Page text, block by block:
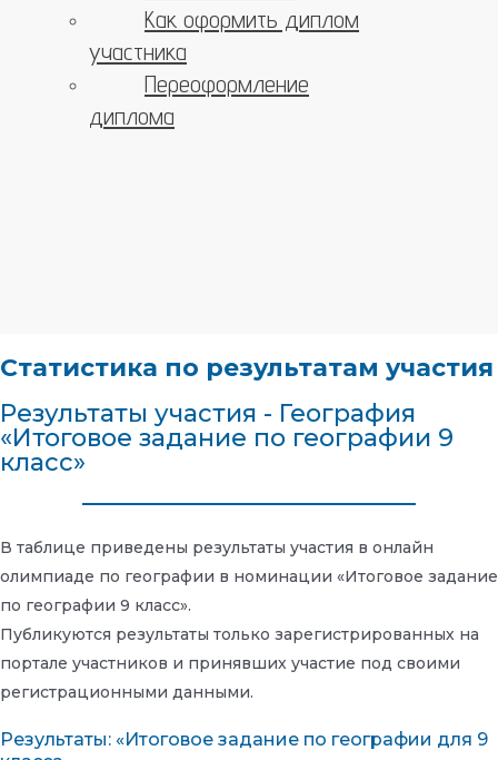
Как оформить диплом
участника
Переоформление
диплома
Статистика по результатам участия
Результаты участия - География
«Итоговое задание по географии 9
класс»
В таблице приведены результаты участия в онлайн
олимпиаде по географии в номинации «Итоговое задание
по географии 9 класс».
Публикуются результаты только зарегистрированных на
портале участников и принявших участие под своими
регистрационными данными.
Результаты: «Итоговое задание по географии для 9